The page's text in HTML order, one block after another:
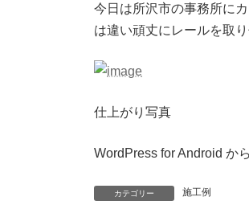
今日は所沢市の事務所に
は違い頑丈にレールを取
仕上がり写真
WordPress for Android か
カテゴリー 施工例